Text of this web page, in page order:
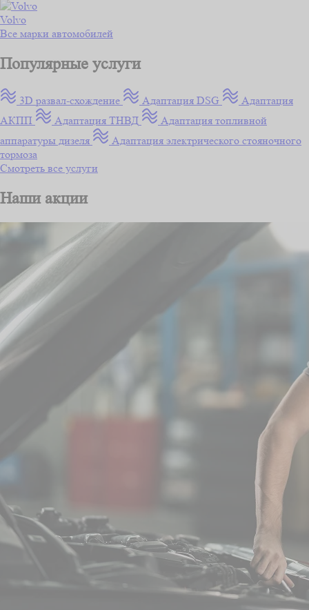
Volvo
Все марки автомобилей
Популярные услуги
3D развал-схождение Адаптация DSG
Адаптация
АКПП
Адаптация ТНВД
Адаптация топливной
аппаратуры дизеля
Адаптация электрического стояночного
тормоза
Смотреть все услуги
Наши акции